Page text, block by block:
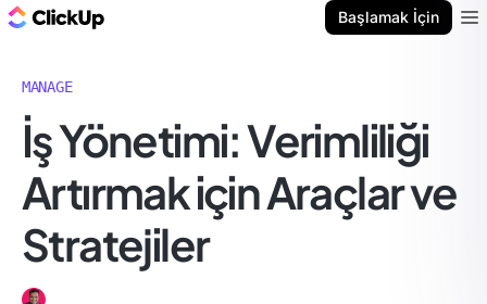
Başlamak İçin
MANAGE
İş Yönetimi: Verimliliği
Artırmak için Araçlar ve
Stratejiler